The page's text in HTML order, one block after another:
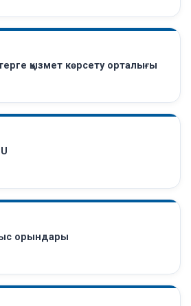
қызмет көрсету орталығы
орындары